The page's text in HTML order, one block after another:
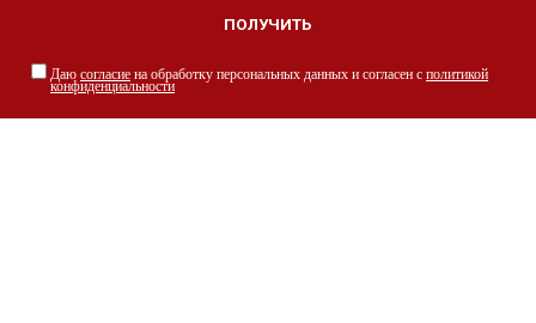
Даю согласие на обработку персональных данных и согласен с политикой
конфиденциальности